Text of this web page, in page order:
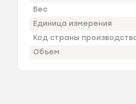
Вес
Единица измерения
Код страны
Объем